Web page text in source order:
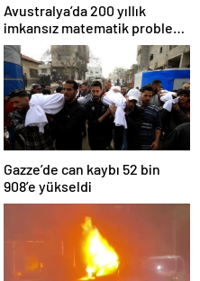
Avustralya’da 200 yıllık
imkansız matematik problemi
çözüldü
Gazze’de can kaybı 52 bin
908’e yükseldi